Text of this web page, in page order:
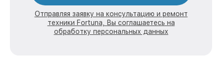
Отправляя заявку на консультацию и ремонт
техники Fortuna, Вы соглашаетесь на
обработку персональных данных